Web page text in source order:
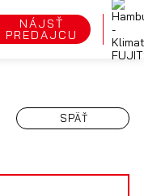
NÁJSŤ
PREDAJCU
SPÄŤ